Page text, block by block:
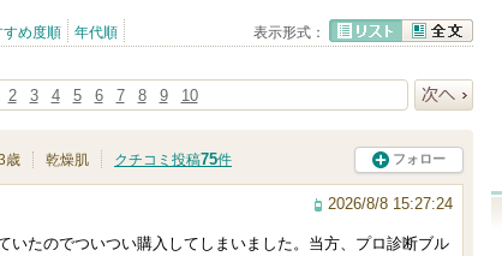
すめ度順 年代順 表示形式：
2 3 4 5 6 7 8 9 10
歳 乾燥肌 クチコミ投稿75件 フォロー
2026/8/8 15:27:24
いたのでついつい購入してしまいました。当方、プロ診断ブル